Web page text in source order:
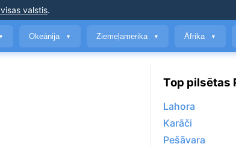
valstis.
▼ Okeānija ▼ Ziemeļamerika ▼ Āfrika ▼
Top pilsētas
Lahora
Karāči
Pešāvara